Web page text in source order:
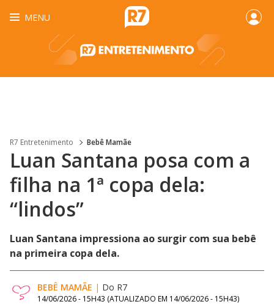
MENU
R7 Entretenimento Bebê Mamãe
Luan Santana posa com a
filha na 1ª copa dela:
“lindos”
Luan Santana impressiona ao surgir com sua bebê
na primeira copa dela.
BEBÊ MAMÃE | Do R7
14/06/2026 - 15H43 (ATUALIZADO EM 14/06/2026 - 15H43)